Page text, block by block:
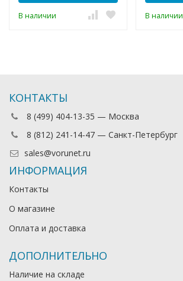
В наличии В наличии
КОНТАКТЫ
8 (499) 404-13-35 — Москва
8 (812) 241-14-47 — Санкт-Петербург
sales@vorunet.ru
ИНФОРМАЦИЯ
Контакты
О магазине
Оплата и доставка
ДОПОЛНИТЕЛЬНО
Наличие на складе